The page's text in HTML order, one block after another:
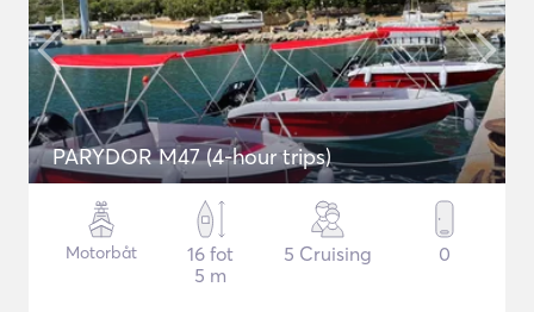
PARYDOR M47 (4-hour trips)
Motorbåt
16 fot
5 m
5 Cruising 0